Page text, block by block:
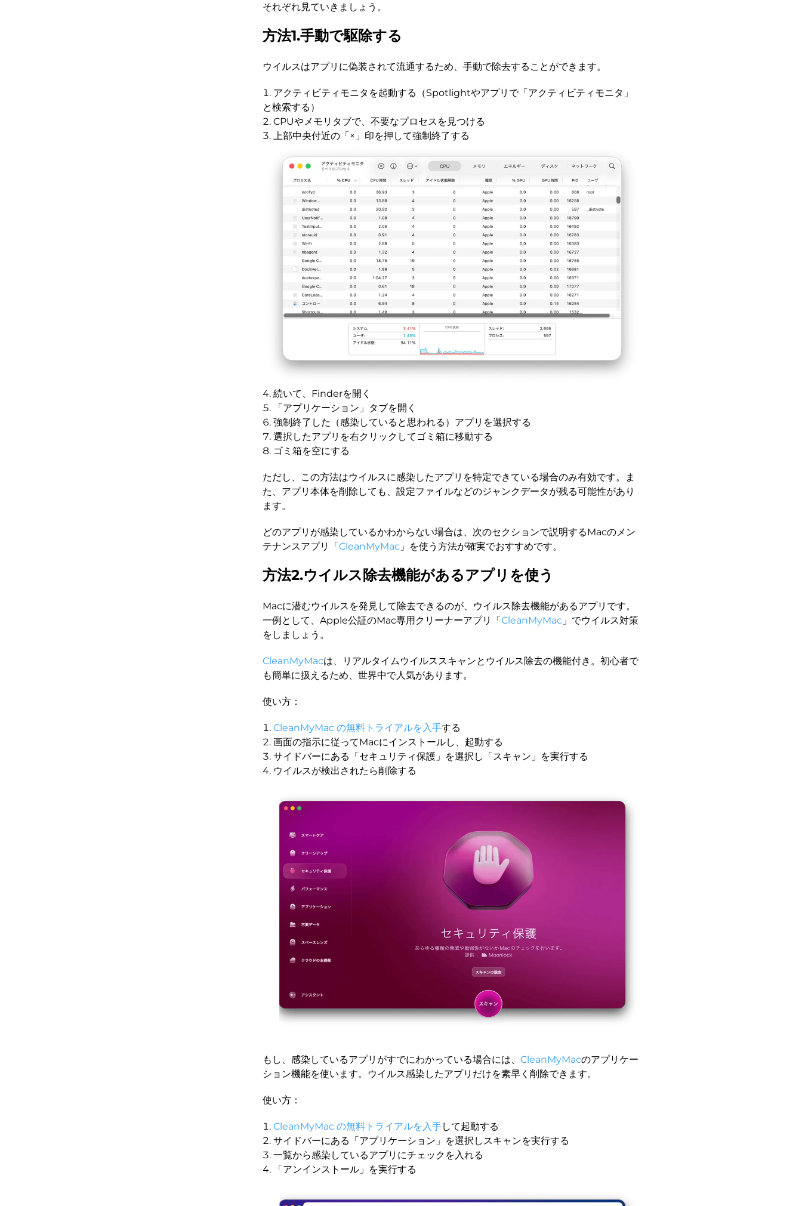
それぞれ見ていきましょう。
方法1.手動で駆除する
ウイルスはアプリに偽装されて流通するため、手動で除去することができます。
アクティビティモニタを起動する（Spotlightやアプリで「アクティビティモニタ」
と検索する）
CPUやメモリタブで、不要なプロセスを見つける
上部中央付近の「×」印を押して強制終了する
続いて、Finderを開く
「アプリケーション」タブを開く
強制終了した（感染していると思われる）アプリを選択する
選択したアプリを右クリックしてゴミ箱に移動する
ゴミ箱を空にする
ただし、この方法はウイルスに感染したアプリを特定できている場合のみ有効です。ま
た、アプリ本体を削除しても、設定ファイルなどのジャンクデータが残る可能性があり
ます。
どのアプリが感染しているかわからない場合は、次のセクションで説明するMacのメン
テナンスアプリ「CleanMyMac 」を使う方法が確実でおすすめです。
方法2.ウイルス除去機能があるアプリを使う
Macに潜むウイルスを発見して除去できるのが、ウイルス除去機能があるアプリです。
一例として、Apple公証のMac専用クリーナーアプリ「CleanMyMac 」でウイルス対策
をしましょう。
CleanMyMacは、リアルタイムウイルススキャンとウイルス除去の機能付き。初心者で
も簡単に扱えるため、世界中で人気があります。
使い方：
CleanMyMac の無料トライアルを入手する
画面の指示に従ってMacにインストールし、起動する
サイドバーにある「セキュリティ保護」を選択し「スキャン」を実行する
ウイルスが検出されたら削除する
もし、感染しているアプリがすでにわかっている場合には、 CleanMyMacのアプリケー
ション機能を使います。ウイルス感染したアプリだけを素早く削除できます。
使い方：
CleanMyMac の無料トライアルを入手して起動する
サイドバーにある「アプリケーション」を選択しスキャンを実行する
一覧から感染しているアプリにチェックを入れる
「アンインストール」を実行する